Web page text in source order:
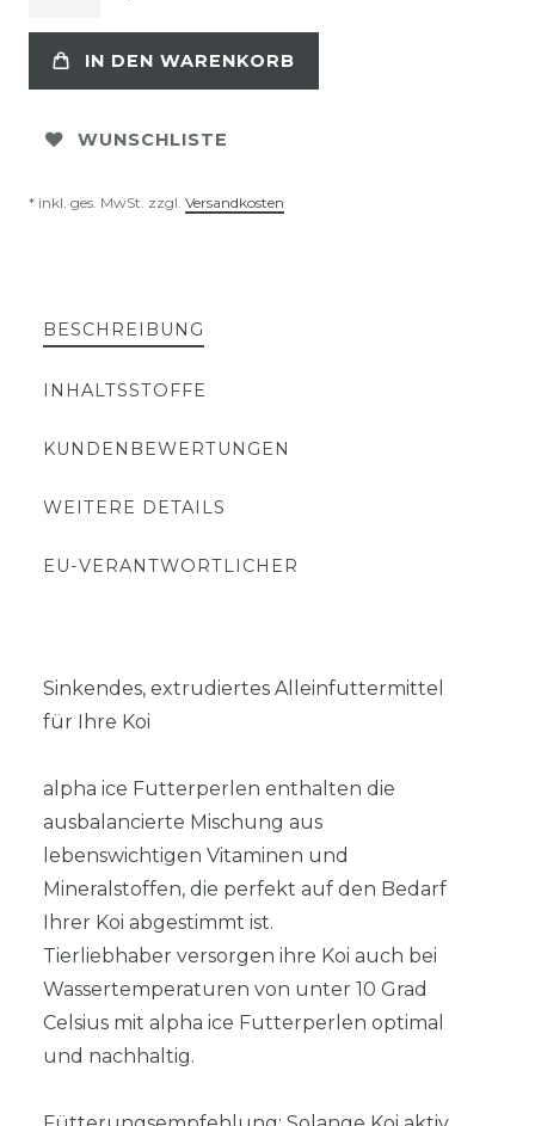
IN DEN WARENKORB
WUNSCHLISTE
* inkl. ges. MwSt. zzgl. Versandkosten
BESCHREIBUNG
INHALTSSTOFFE
KUNDENBEWERTUNGEN
WEITERE DETAILS
EU-VERANTWORTLICHER
Sinkendes, extrudiertes Alleinfuttermittel
für Ihre Koi
alpha ice Futterperlen enthalten die
ausbalancierte Mischung aus
lebenswichtigen Vitaminen und
Mineralstoffen, die perfekt auf den Bedarf
Ihrer Koi abgestimmt ist.
Tierliebhaber versorgen ihre Koi auch bei
Wassertemperaturen von unter 10 Grad
Celsius mit alpha ice Futterperlen optimal
und nachhaltig.